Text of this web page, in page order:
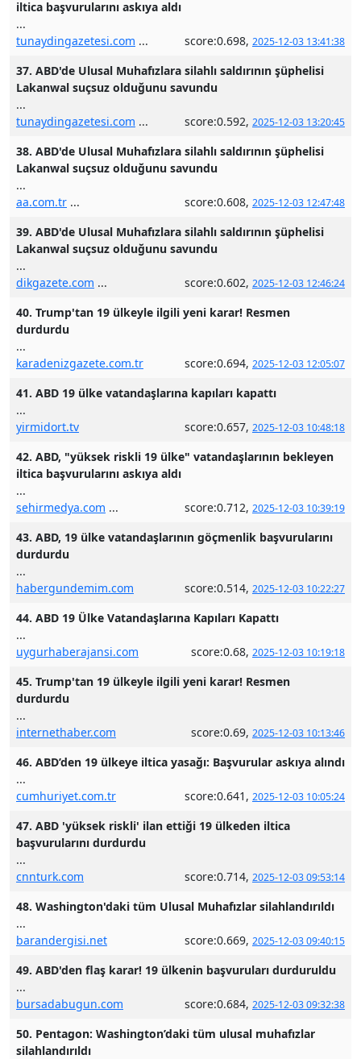
iltica başvurularını askıya aldı
...
tunaydingazetesi.com ... score:0.698, 2025-12-03 13:41:38
37. ABD'de Ulusal Muhafızlara silahlı saldırının şüphelisi
Lakanwal suçsuz olduğunu savundu
...
tunaydingazetesi.com ... score:0.592, 2025-12-03 13:20:45
38. ABD'de Ulusal Muhafızlara silahlı saldırının şüphelisi
Lakanwal suçsuz olduğunu savundu
...
aa.com.tr ... score:0.608, 2025-12-03 12:47:48
39. ABD'de Ulusal Muhafızlara silahlı saldırının şüphelisi
Lakanwal suçsuz olduğunu savundu
...
dikgazete.com ... score:0.602, 2025-12-03 12:46:24
40. Trump'tan 19 ülkeyle ilgili yeni karar! Resmen
durdurdu
...
karadenizgazete.com.tr
score:0.694, 2025-12-03 12:05:07
41. ABD 19 ülke vatandaşlarına kapıları kapattı
...
yirmidort.tv
score:0.657, 2025-12-03 10:48:18
42. ABD, "yüksek riskli 19 ülke" vatandaşlarının bekleyen
iltica başvurularını askıya aldı
...
sehirmedya.com ... score:0.712, 2025-12-03 10:39:19
43. ABD, 19 ülke vatandaşlarının göçmenlik başvurularını
durdurdu
...
habergundemim.com
score:0.514, 2025-12-03 10:22:27
44. ABD 19 Ülke Vatandaşlarına Kapıları Kapattı
...
uygurhaberajansi.com
score:0.68, 2025-12-03 10:19:18
45. Trump'tan 19 ülkeyle ilgili yeni karar! Resmen
durdurdu
...
internethaber.com
score:0.69, 2025-12-03 10:13:46
46. ABD’den 19 ülkeye iltica yasağı: Başvurular askıya alındı
...
cumhuriyet.com.tr
score:0.641, 2025-12-03 10:05:24
47. ABD 'yüksek riskli' ilan ettiği 19 ülkeden iltica
başvurularını durdurdu
...
cnnturk.com
score:0.714, 2025-12-03 09:53:14
48. Washington'daki tüm Ulusal Muhafızlar silahlandırıldı
...
barandergisi.net
score:0.669, 2025-12-03 09:40:15
49. ABD'den flaş karar! 19 ülkenin başvuruları durduruldu
...
bursadabugun.com
score:0.684, 2025-12-03 09:32:38
50. Pentagon: Washington’daki tüm ulusal muhafızlar
silahlandırıldı